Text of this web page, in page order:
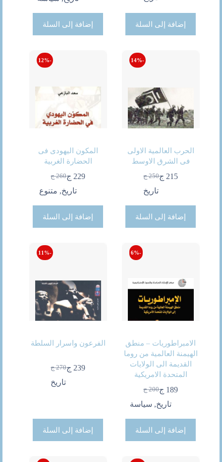
220 ج.
178 ج.
إضافة إلى السلة إضافة إلى السلة
-14%
الحرب العالمية الاولى
فى الشرق الاوسط
250 ج
السعر
الأصلي
215 جالسعر
الحالي
تاريخ
إضافة إلى السلة
-12%
المكون اليهودى فى
الحضارة الغربية
260 ج
السعر
الأصلي
229 جالسعر
الحاليتاريخ, متنوع
إضافة إلى السلة
-6%
الامبراطوريات – منطق
الهيمنة العالمية من روما
القديمة الى الولايات
المتحدة الامريكية
200 ج
السعر
الأصلي
189 جالسعر
الحاليتاريخ, سياسة
إضافة إلى السلة
-11%
الفرعون واسرار السلطة
270 ج
السعر
الأصلي
239 جالسعر
الحالي
تاريخ
إضافة إلى السلة